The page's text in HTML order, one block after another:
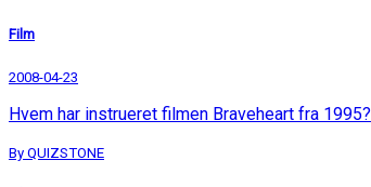
Film
2008-04-23
Hvem har instrueret filmen Braveheart fra 1995?
By QUIZSTONE